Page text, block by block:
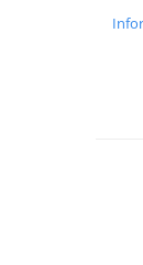
Recordere
Accesorii